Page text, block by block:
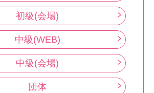
初級(会場)
中級(WEB)
中級(会場)
団体